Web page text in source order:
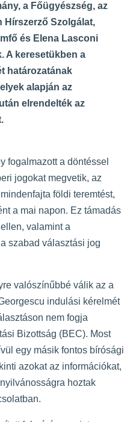
a Főügyészség, az
Hírszerző Szolgálat,
és Elena Lasconi
A keresetükben a
határozatának
alapján az
elrendelték az
fogalmazott a döntéssel
jogokat megvetik, az
földi teremtést,
a mai napon. Ez támadás
valamint a
szabad választási jog
valószínűbbé válik az a
indulási kérelmét
nem fogja
Bizottság (BEC). Most
egy másik fontos bírósági
azokat az információkat,
hoztak